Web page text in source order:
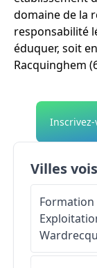
domaine de la
responsabilité
éduquer, soit
Racquinghem
Villes
Formation